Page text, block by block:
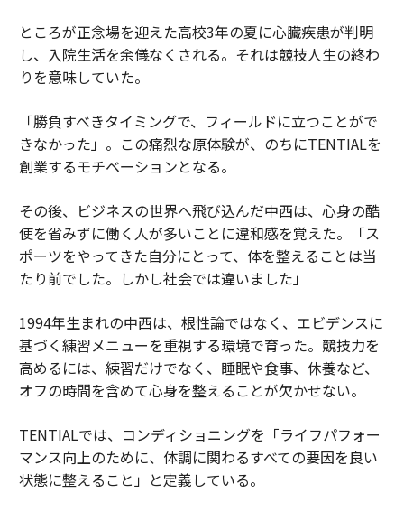
ところが正念場を迎えた高校3年の夏に心臓疾患が判明
し、入院生活を余儀なくされる。それは競技人生の終わ
りを意味していた。
「勝負すべきタイミングで、フィールドに立つことがで
きなかった」。この痛烈な原体験が、のちにTENTIALを
創業するモチベーションとなる。
その後、ビジネスの世界へ飛び込んだ中西は、心身の酷
使を省みずに働く人が多いことに違和感を覚えた。「ス
ポーツをやってきた自分にとって、体を整えることは当
たり前でした。しかし社会では違いました」
1994年生まれの中西は、根性論ではなく、エビデンスに
基づく練習メニューを重視する環境で育った。競技力を
高めるには、練習だけでなく、睡眠や食事、休養など、
オフの時間を含めて心身を整えることが欠かせない。
TENTIALでは、コンディショニングを「ライフパフォー
マンス向上のために、体調に関わるすべての要因を良い
状態に整えること」と定義している。